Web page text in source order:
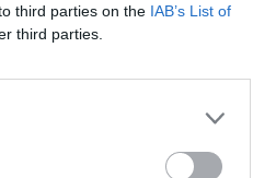
third parties on the IAB’s List of
third parties.